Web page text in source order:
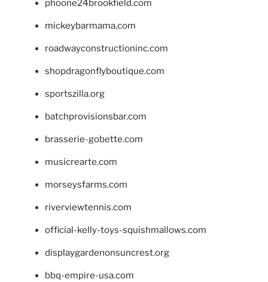
phoone24brookfield.com
mickeybarmama.com
roadwayconstructioninc.com
shopdragonflyboutique.com
sportszilla.org
batchprovisionsbar.com
brasserie-gobette.com
musicrearte.com
morseysfarms.com
riverviewtennis.com
official-kelly-toys-squishmallows.com
displaygardenonsuncrest.org
bbq-empire-usa.com